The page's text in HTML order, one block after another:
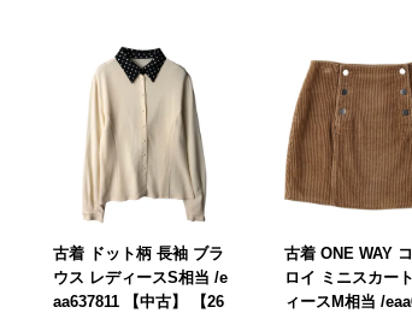
古着 ドット柄 長袖 ブラ
ウス レディースS相当 /e
aa637811 【中古】 【26
古着 ONE WAY
ロイ ミニスカー
ィースM相当 /